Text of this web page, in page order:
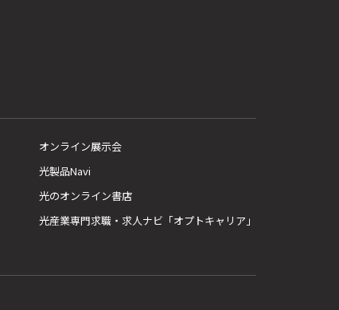
オンライン展示会
光製品Navi
光のオンライン書店
光産業専門求職・求人ナビ「オプトキャリア」